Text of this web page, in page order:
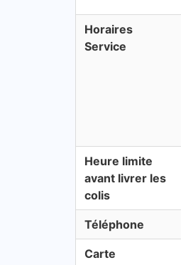
Horaires
Service
Heure limite
avant livrer les
colis
Téléphone
Carte